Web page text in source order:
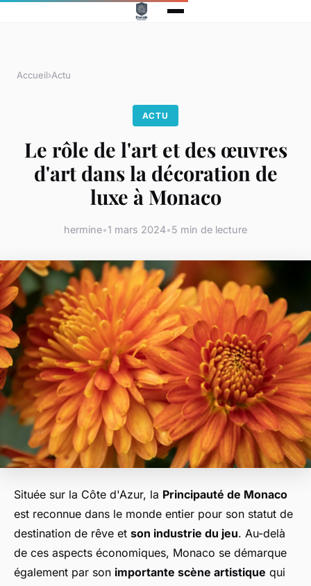
Accueil›Actu
ACTU
Le rôle de l'art et des œuvres
d'art dans la décoration de
luxe à Monaco
hermine•1 mars 2024•5 min de lecture
Située sur la Côte d'Azur, la Principauté de Monaco
est reconnue dans le monde entier pour son statut de
destination de rêve et son industrie du jeu. Au-delà
de ces aspects économiques, Monaco se démarque
également par son importante scène artistique qui